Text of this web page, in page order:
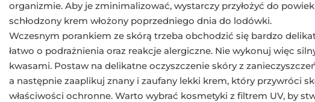
organizmie. Aby je zminimalizować, wystarczy przyłożyć do powiek
schłodzony krem włożony poprzedniego dnia do lodówki.
Wczesnym porankiem ze skórą trzeba obchodzić się bardzo
łatwo o podrażnienia oraz reakcje alergiczne. Nie wykonuj więc
kwasami. Postaw na delikatne oczyszczenie skóry z
a następnie zaaplikuj znany i zaufany lekki krem, który przywróci
właściwości ochronne. Warto wybrać kosmetyki z filtrem UV, by